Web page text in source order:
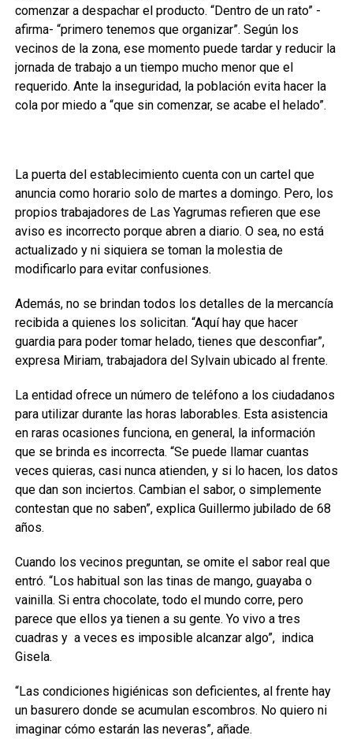
comenzar a despachar el producto. “Dentro de un rato” -
afirma- “primero tenemos que organizar”. Según los
vecinos de la zona, ese momento puede tardar y reducir la
jornada de trabajo a un tiempo mucho menor que el
requerido. Ante la inseguridad, la población evita hacer la
cola por miedo a “que sin comenzar, se acabe el helado”.
La puerta del establecimiento cuenta con un cartel que
anuncia como horario solo de martes a domingo. Pero, los
propios trabajadores de Las Yagrumas refieren que ese
aviso es incorrecto porque abren a diario. O sea, no está
actualizado y ni siquiera se toman la molestia de
modificarlo para evitar confusiones.
Además, no se brindan todos los detalles de la mercancía
recibida a quienes los solicitan. “Aquí hay que hacer
guardia para poder tomar helado, tienes que desconfiar”,
expresa Miriam, trabajadora del Sylvain ubicado al frente.
La entidad ofrece un número de teléfono a los ciudadanos
para utilizar durante las horas laborables. Esta asistencia
en raras ocasiones funciona, en general, la información
que se brinda es incorrecta. “Se puede llamar cuantas
veces quieras, casi nunca atienden, y si lo hacen, los datos
que dan son inciertos. Cambian el sabor, o simplemente
contestan que no saben”, explica Guillermo jubilado de 68
años.
Cuando los vecinos preguntan, se omite el sabor real que
entró. “Los habitual son las tinas de mango, guayaba o
vainilla. Si entra chocolate, todo el mundo corre, pero
parece que ellos ya tienen a su gente. Yo vivo a tres
cuadras y a veces es imposible alcanzar algo”, indica
Gisela.
“Las condiciones higiénicas son deficientes, al frente hay
un basurero donde se acumulan escombros. No quiero ni
imaginar cómo estarán las neveras”, añade.